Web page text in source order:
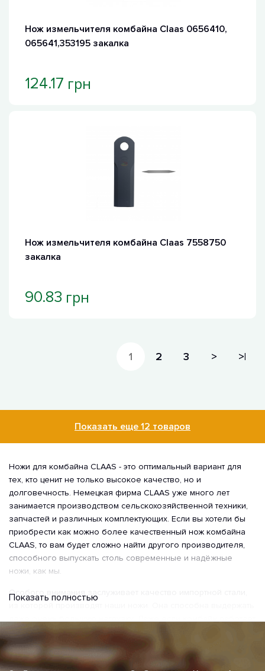
Нож измельчителя комбайна Claas 0656410,
065641,353195 закалка
124.17 грн
Нож измельчителя комбайна Claas 7558750
закалка
90.83 грн
1 2 3 > >|
Показать еще 12 товаров
Ножи для комбайна CLAAS - это оптимальный вариант для
тех, кто ценит не только высокое качество, но и
долговечность. Немецкая фирма CLAAS уже много лет
занимается производством сельскохозяйственной техники,
запчастей и различных комплектующих. Если вы хотели бы
приобрести как можно более качественный нож комбайна
CLAAS, то вам будет сложно найти другого производителя,
способного выпускать столь современные и надёжные
ножи, как мы.
Особого внимания заслуживает качество импортной стали,
ежедневно и в несколько смен, то с нашими ножами он всё
равно сможет выполнять все возложенные на него функции.
Почему мы рекомендуем использовать ножи нашей фирмы?
Показать полностью